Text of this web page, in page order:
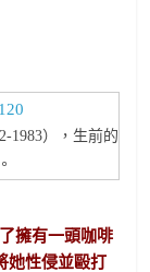
1983），生前的
擁有一頭咖啡
她性侵並毆打